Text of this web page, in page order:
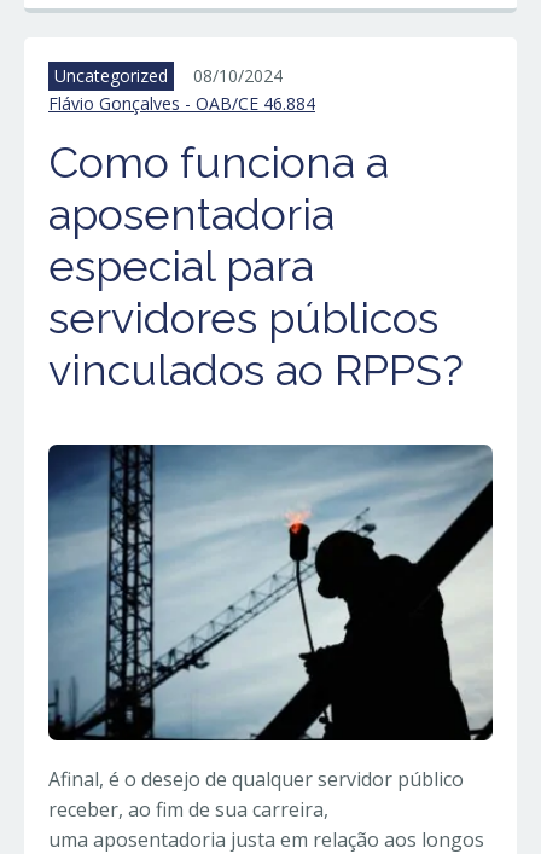
Uncategorized
08/10/2024
Flávio Gonçalves - OAB/CE 46.884
Como funciona a
aposentadoria
especial para
servidores públicos
vinculados ao RPPS?
Afinal, é o desejo de qualquer servidor público
receber, ao fim de sua carreira,
uma aposentadoria justa em relação aos longos